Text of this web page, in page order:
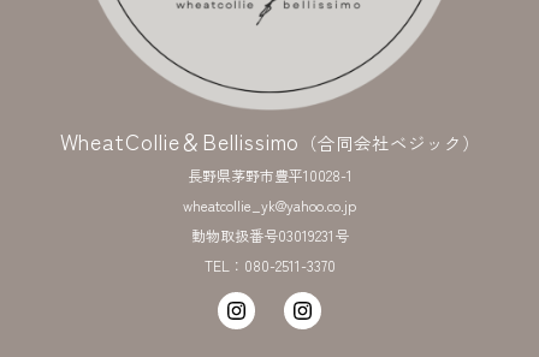
WheatCollie＆Bellissimo （合同会社ベジック）
長野県茅野市豊平10028-1
wheatcollie_yk@yahoo.co.jp
動物取扱番号03019231号
TEL：080-2511-3370